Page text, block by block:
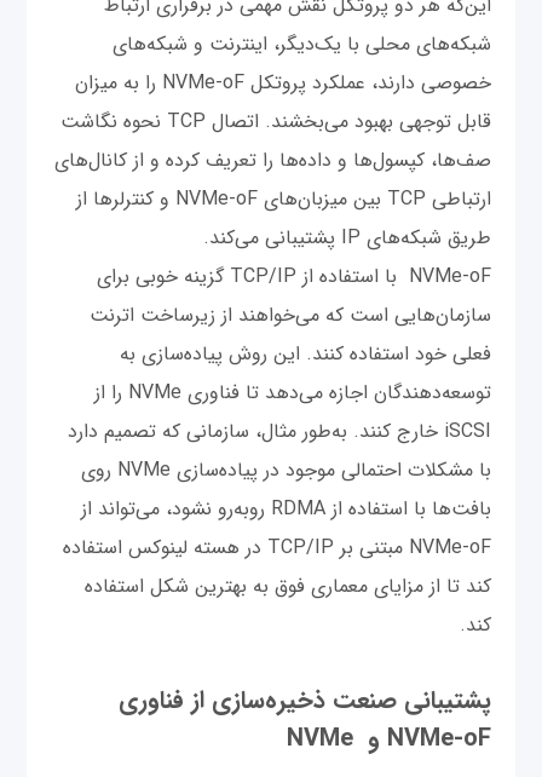
شبکه‌های محلی با یک‌دیگر، اینترنت و شبکه‌های
خصوصی دارند، عملکرد پروتکل NVMe-oF را به میزان
قابل توجهی بهبود می‌بخشند. اتصال TCP نحوه نگاشت
صف‌ها، کپسول‌ها و داده‌ها را تعریف کرده و از کانال‌های
ارتباطی TCP بین میزبان‌های NVMe-oF و کنترلرها از
طریق شبکه‌های IP پشتیبانی می‌کند.
NVMe-oF با استفاده از TCP/IP گزینه خوبی برای
سازمان‌هایی است که می‌خواهند از زیرساخت اترنت
فعلی خود استفاده کنند. این روش پیاده‌سازی به
توسعه‌دهندگان اجازه می‌دهد تا فناوری NVMe را از
iSCSI خارج کنند. به‌طور مثال، سازمانی که تصمیم دارد
با مشکلات احتمالی موجود در پیاده‌سازی NVMe روی
بافت‌ها با استفاده از RDMA روبه‌رو نشود، می‌تواند از
NVMe-oF مبتنی بر TCP/IP در هسته لینوکس استفاده
کند تا از مزایای معماری فوق به بهترین شکل استفاده
کند.
پشتیبانی صنعت ذخیره‌سازی از فناوری
NVMe-oF و NVMe